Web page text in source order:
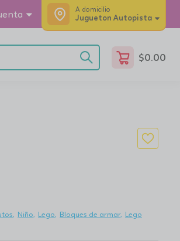
A domicilio
Jugueton Autopista
$0.00
Niño Lego Bloques de armar Lego